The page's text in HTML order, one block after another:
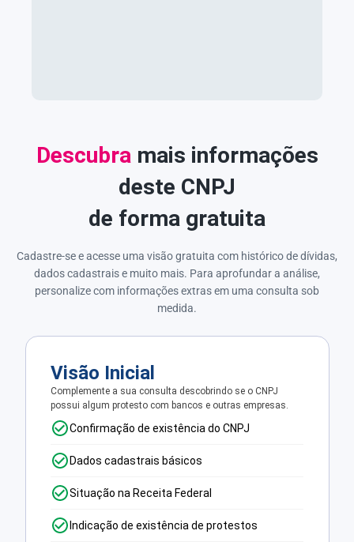
Descubramais informações
deste CNPJ
de forma gratuita
Cadastre-se e acesse uma visão gratuita com histórico de dívidas,
dados cadastrais e muito mais. Para aprofundar a análise,
personalize com informações extras em uma consulta sob
medida.
Visão Inicial
Complemente a sua consulta descobrindo se o CNPJ
possui algum protesto com bancos e outras empresas.
Confirmação de existência do CNPJ
Dados cadastrais básicos
Situação na Receita Federal
Indicação de existência de protestos